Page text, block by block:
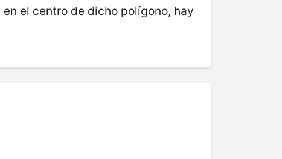
el centro de dicho polígono, hay